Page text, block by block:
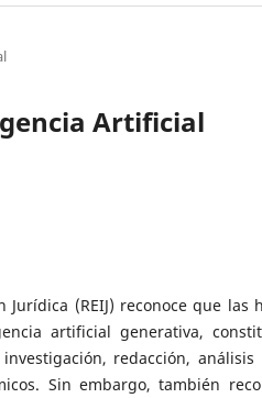
Artificial
Jurídica (REIJ) reconoce que
artificial generativa,
redacción,
Sin embargo, también